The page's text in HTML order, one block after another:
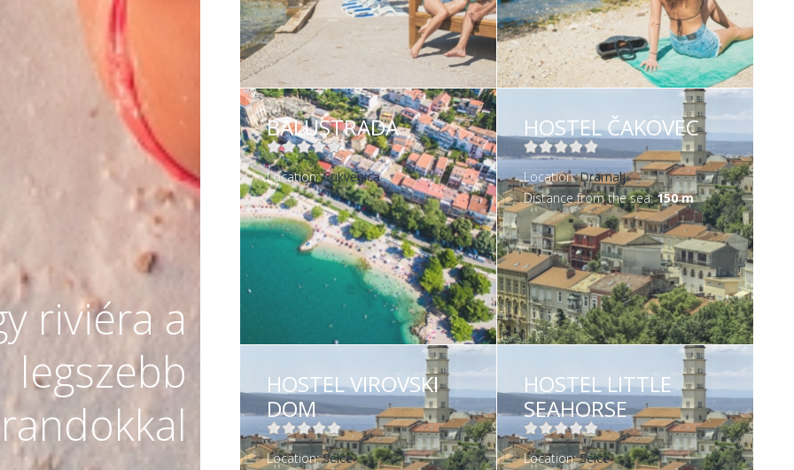
MORE INFORMATION MORE INFORMATION
MORE INFORMATION
BALUSTRADA
Location:Crikvenica
MORE INFORMATION
HOSTEL ČAKOVEC
Location:Dramalj
Distance from the sea:150 m
HOSTEL VIROVSKI
DOM
Location:Selce
HOSTEL LITTLE
SEAHORSE
Location:Selce
riviéra a
legszebb